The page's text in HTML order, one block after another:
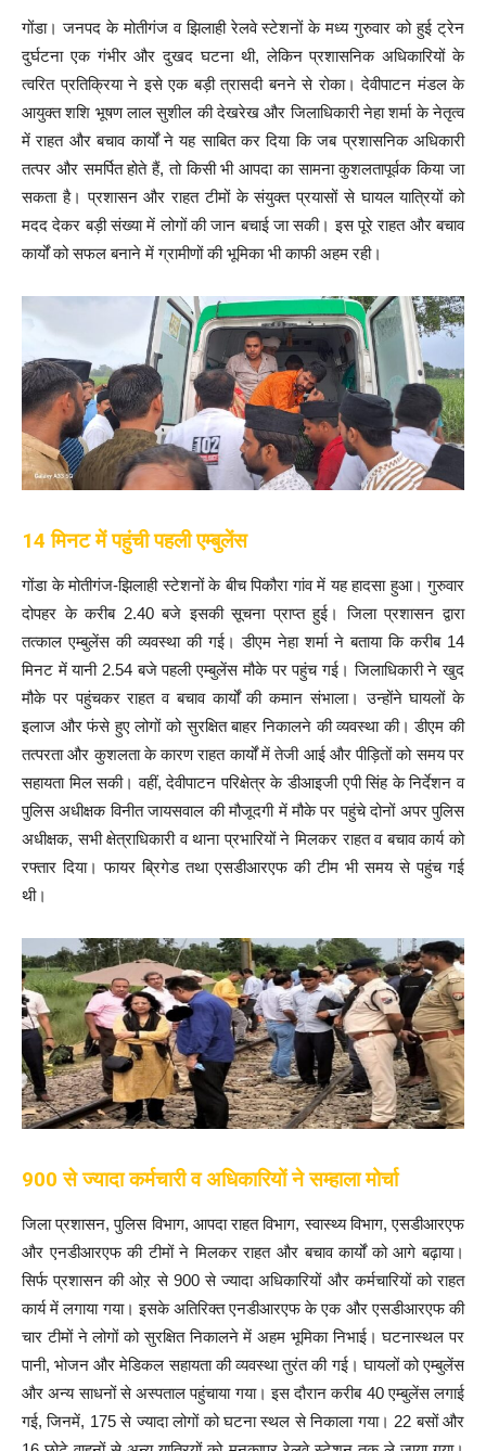
गोंडा। जनपद के मोतीगंज व झिलाही रेलवे स्टेशनों के मध्य गुरुवार को हुई ट्रेन
दुर्घटना एक गंभीर और दुखद घटना थी, लेकिन प्रशासनिक अधिकारियों के
त्वरित प्रतिक्रिया ने इसे एक बड़ी त्रासदी बनने से रोका। देवीपाटन मंडल के
आयुक्त शशि भूषण लाल सुशील की देखरेख और जिलाधिकारी नेहा शर्मा के नेतृत्व
में राहत और बचाव कार्यों ने यह साबित कर दिया कि जब प्रशासनिक अधिकारी
तत्पर और समर्पित होते हैं, तो किसी भी आपदा का सामना कुशलतापूर्वक किया जा
सकता है। प्रशासन और राहत टीमों के संयुक्त प्रयासों से घायल यात्रियों को
मदद देकर बड़ी संख्या में लोगों की जान बचाई जा सकी। इस पूरे राहत और बचाव
कार्यों को सफल बनाने में ग्रामीणों की भूमिका भी काफी अहम रही।
14 मिनट में पहुंची पहली एम्बुलेंस
गोंडा के मोतीगंज-झिलाही स्टेशनों के बीच पिकौरा गांव में यह हादसा हुआ। गुरुवार
दोपहर के करीब 2.40 बजे इसकी सूचना प्राप्त हुई। जिला प्रशासन द्वारा
तत्काल एम्बुलेंस की व्यवस्था की गई। डीएम नेहा शर्मा ने बताया कि करीब 14
मिनट में यानी 2.54 बजे पहली एम्बुलेंस मौके पर पहुंच गई। जिलाधिकारी ने खुद
मौके पर पहुंचकर राहत व बचाव कार्यों की कमान संभाला। उन्होंने घायलों के
इलाज और फंसे हुए लोगों को सुरक्षित बाहर निकालने की व्यवस्था की। डीएम की
तत्परता और कुशलता के कारण राहत कार्यों में तेजी आई और पीड़ितों को समय पर
सहायता मिल सकी। वहीं, देवीपाटन परिक्षेत्र के डीआइजी एपी सिंह के निर्देशन व
पुलिस अधीक्षक विनीत जायसवाल की मौजूदगी में मौके पर पहुंचे दोनों अपर पुलिस
अधीक्षक, सभी क्षेत्राधिकारी व थाना प्रभारियों ने मिलकर राहत व बचाव कार्य को
रफ्तार दिया। फायर ब्रिगेड तथा एसडीआरएफ की टीम भी समय से पहुंच गई
थी।
900 से ज्यादा कर्मचारी व अधिकारियों ने सम्हाला मोर्चा
जिला प्रशासन, पुलिस विभाग, आपदा राहत विभाग, स्वास्थ्य विभाग, एसडीआरएफ
और एनडीआरएफ की टीमों ने मिलकर राहत और बचाव कार्यों को आगे बढ़ाया।
सिर्फ प्रशासन की ओऱ से 900 से ज्यादा अधिकारियों और कर्मचारियों को राहत
कार्य में लगाया गया। इसके अतिरिक्त एनडीआरएफ के एक और एसडीआरएफ की
चार टीमों ने लोगों को सुरक्षित निकालने में अहम भूमिका निभाई। घटनास्थल पर
पानी, भोजन और मेडिकल सहायता की व्यवस्था तुरंत की गई। घायलों को एम्बुलेंस
और अन्य साधनों से अस्पताल पहुंचाया गया। इस दौरान करीब 40 एम्बुलेंस लगाई
गई, जिनमें, 175 से ज्यादा लोगों को घटना स्थल से निकाला गया। 22 बसों और